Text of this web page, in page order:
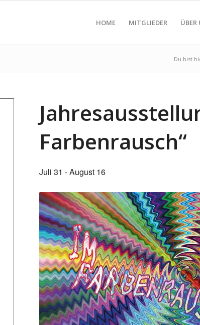
HOME MITGLIEDER ÜBER
Du bist
Farbenrausch“
Juli 31 -August 16